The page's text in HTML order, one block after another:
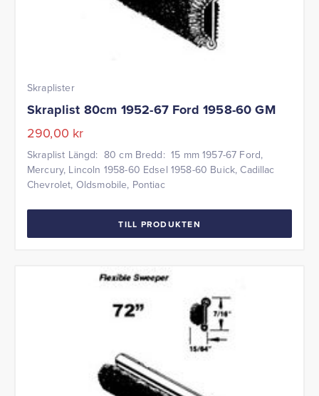
Skraplister
Skraplist 80cm 1952-67 Ford 1958-60 GM
290,00 kr
Skraplist Längd: 80 cm Bredd: 15 mm 1957-67 Ford,
Mercury, Lincoln 1958-60 Edsel 1958-60 Buick, Cadillac
Chevrolet, Oldsmobile, Pontiac
TILL PRODUKTEN